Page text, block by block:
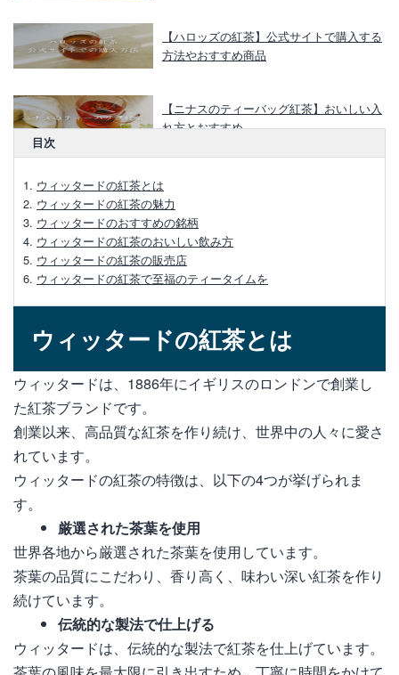
【ハロッズの紅茶】公式サイトで購入する
方法やおすすめ商品
【ニナスのティーバッグ紅茶】おいしい入
れ方とおすすめ
の紅茶4選
【ハロッズ紅茶の魅力】購入方法やおすす
めの銘柄をご紹介
ハロッズの紅茶はどこで買える？おすすめ
ハロッズで人気の高い【No.14】味や特
徴、おいしい淹れ方
ニナス紅茶缶の魅力や選び方、美味しい飲
目次
ウィッタードの紅茶とは
ウィッタードの紅茶の魅力
ウィッタードのおすすめの銘柄
ウィッタードの紅茶のおいしい飲み方
ウィッタードの紅茶の販売店
ウィッタードの紅茶で至福のティータイムを
ウィッタードの紅茶とは
ウィッタードは、1886年にイギリスのロンドンで創業し
た紅茶ブランドです。
創業以来、高品質な紅茶を作り続け、世界中の人々に愛さ
れています。
ウィッタードの紅茶の特徴は、以下の4つが挙げられま
す。
厳選された茶葉を使用
世界各地から厳選された茶葉を使用しています。
茶葉の品質にこだわり、香り高く、味わい深い紅茶を作り
続けています。
伝統的な製法で仕上げる
ウィッタードは、伝統的な製法で紅茶を仕上げています。